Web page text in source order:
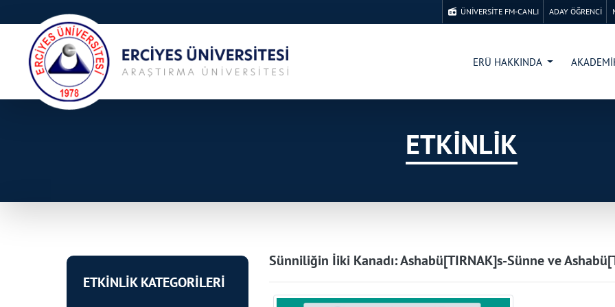
ÜNİVERSİTE FM-CANLI ADAY ÖĞRENCİ
ERÜ HAKKINDA
ETKİNLİK
ETKİNLİK KATEGORİLERİ
Sünniliğin İiki Kanadı: Ashabü[TIRNAK]s-Sünne ve